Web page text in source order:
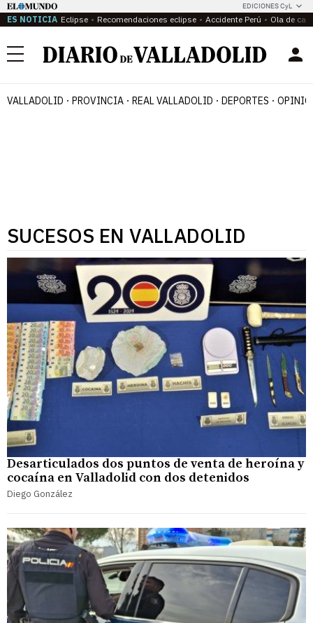
EDICIONES CyL
ES NOTICIA Eclipse Recomendaciones eclipse Accidente Perú Ola de
Menú
VALLADOLID PROVINCIA REAL VALLADOLID DEPORTES
SUCESOS EN VALLADOLID
Desarticulados dos puntos de venta de heroína y
cocaína en Valladolid con dos detenidos
Diego González